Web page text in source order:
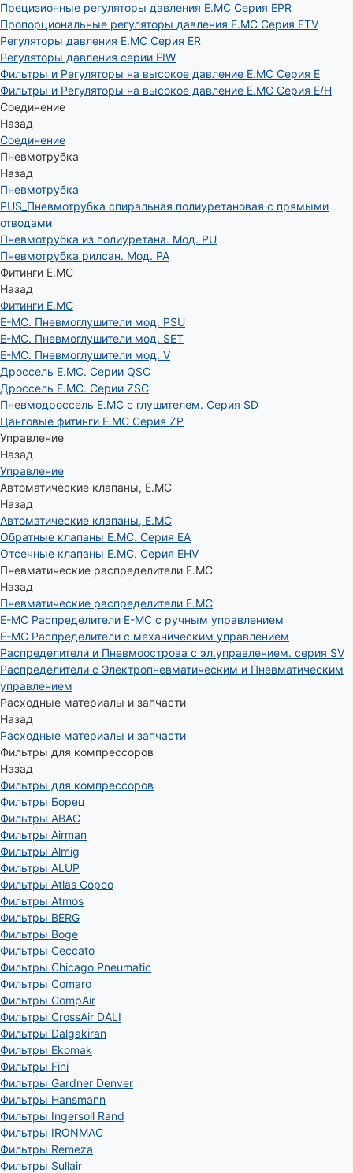
Прецизионные регуляторы давления E.MC Серия EPR
Пропорциональные регуляторы давления E.MC Серия ETV
Регуляторы давления E.MC Серия ER
Регуляторы давления серии EIW
Фильтры и Регуляторы на высокое давление E.MC Серия E
Фильтры и Регуляторы на высокое давление E.MC Серия E/H
Соединение
Назад
Соединение
Пневмотрубка
Назад
Пневмотрубка
PUS_Пневмотрубка спиральная полиуретановая с прямыми
отводами
Пневмотрубка из полиуретана. Мод. РU
Пневмотрубка рилсан. Мод. PA
Фитинги E.MC
Назад
Фитинги E.MC
E-MC. Пневмоглушители мод. PSU
E-MC. Пневмоглушители мод. SET
E-MC. Пневмоглушители мод. V
Дроссель E.MC. Серии QSC
Дроссель E.MC. Серии ZSC
Пневмодроссель E.MC с глушителем. Серия SD
Цанговые фитинги E.MC Серия ZP
Управление
Назад
Управление
Автоматические клапаны, Е.МС
Назад
Автоматические клапаны, Е.МС
Обратные клапаны E.MC. Серия EA
Отсечные клапаны E.MC. Серия EHV
Пневматические распределители E.MC
Назад
Пневматические распределители E.MC
E-MC Распределители E-MC с ручным управлением
E-MC Распределители с механическим управлением
Распределители и Пневмоострова с эл.управлением. серия SV
Распределители с Электропневматическим и Пневматическим
управлением
Расходные материалы и запчасти
Назад
Расходные материалы и запчасти
Фильтры для компрессоров
Назад
Фильтры для компрессоров
Фильтры Борец
Фильтры ABAC
Фильтры Airman
Фильтры Almig
Фильтры ALUP
Фильтры Atlas Copco
Фильтры Atmos
Фильтры BERG
Фильтры Boge
Фильтры Ceccato
Фильтры Chicago Pneumatic
Фильтры Comaro
Фильтры CompAir
Фильтры CrossAir DALI
Фильтры Dalgakiran
Фильтры Ekomak
Фильтры Fini
Фильтры Gardner Denver
Фильтры Hansmann
Фильтры Ingersoll Rand
Фильтры IRONMAC
Фильтры Remeza
Фильтры Sullair